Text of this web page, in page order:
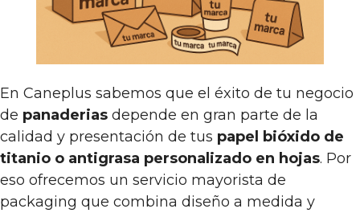
En Caneplus sabemos que el éxito de tu negocio
de panaderias depende en gran parte de la
calidad y presentación de tus papel bióxido de
titanio o antigrasa personalizado en hojas. Por
eso ofrecemos un servicio mayorista de
packaging que combina diseño a medida y